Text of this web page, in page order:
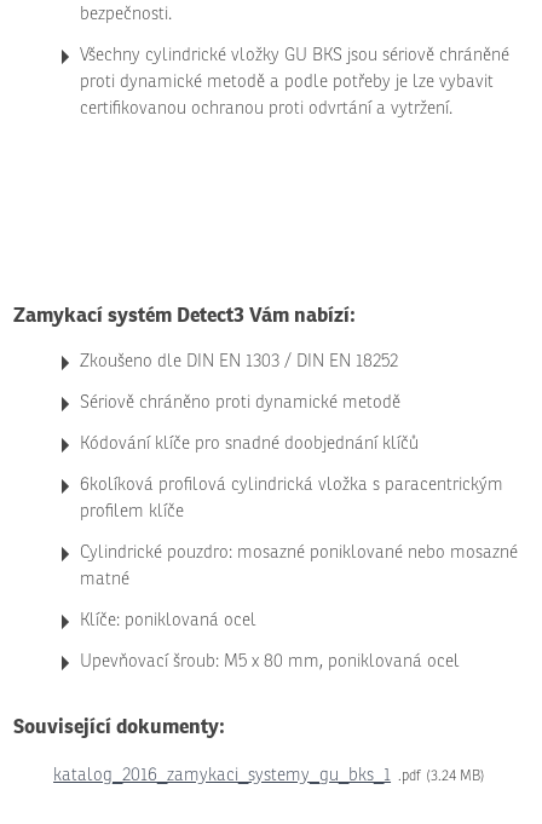
bezpečnosti.
Všechny cylindrické vložky GU BKS jsou sériově chráněné
proti dyna­mické metodě a podle potřeby je lze vybavit
cer­ti­fik­ovanou ochranou proti odvrtání a vytržení.
Zamykací systém Detect3 Vám nabízí:
Zkoušeno dle DIN EN 1303 / DIN EN 18252
Sériově chráněno proti dyna­mické metodě
Kódování klíče pro snadné doobjednání klíčů
6kolíková pro­filová cylindrická vložka s para­cen­trickým
pro­filem klíče
Cylindrické pouzdro: mosazné poniklované nebo mosazné
matné
Klíče: poniklovaná ocel
Upevňovací šroub: M5 x 80 mm, poniklovaná ocel
Související dokumenty:
katalog_2016_zamykaci_systemy_gu_bks_1 pdf 3.24 MB